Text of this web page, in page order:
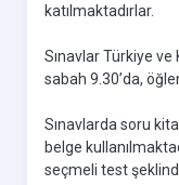
katılmaktadırlar.
Sınavlar Türkiye ve
sabah 9.30’da,
Sınavlarda soru
belge
seçmeli test